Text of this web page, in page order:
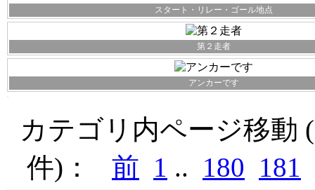
スタート・リレー・ゴール地点
第２走者
アンカーです
カテゴリ内ページ移動
件)： 前 1 .. 180 181